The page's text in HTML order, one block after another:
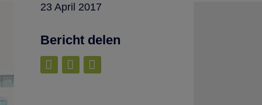
23 April 2017
Bericht delen
  